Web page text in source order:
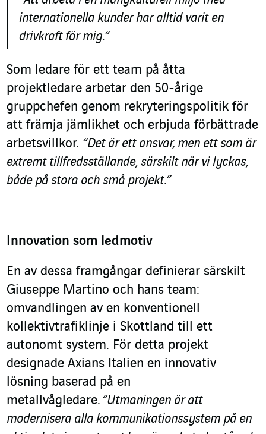
internationella kunder har alltid varit en
drivkraft för mig.”
Som ledare för ett team på åtta
projektledare arbetar den 50-årige
gruppchefen genom rekryteringspolitik för
att främja jämlikhet och erbjuda förbättrade
arbetsvillkor. “Det är ett ansvar, men ett som är
extremt tillfredsställande, särskilt när vi lyckas,
både på stora och små projekt.”
Innovation som ledmotiv
En av dessa framgångar definierar särskilt
Giuseppe Martino och hans team:
omvandlingen av en konventionell
kollektivtrafiklinje i Skottland till ett
autonomt system. För detta projekt
designade Axians Italien en innovativ
lösning baserad på en
metallvågledare. “Utmaningen är att
modernisera alla kommunikationssystem på en